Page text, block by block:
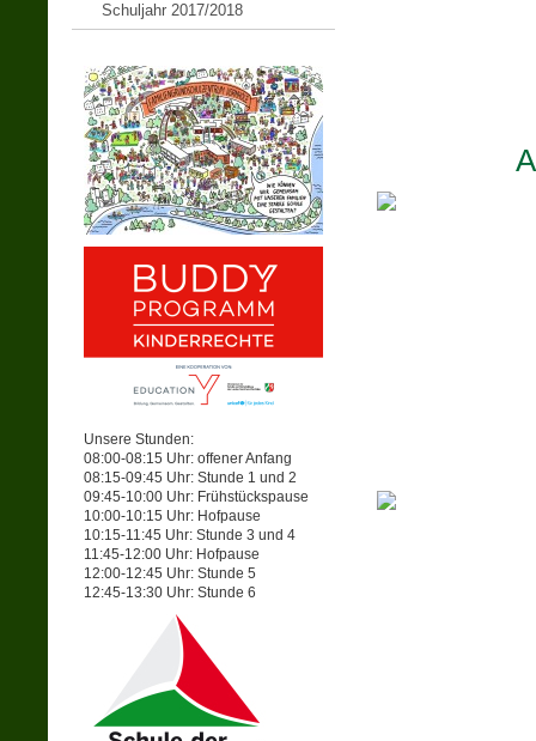
Schuljahr 2017/2018
Unsere Stunden:
08:00-08:15 Uhr: offener Anfang
08:15-09:45 Uhr: Stunde 1 und 2
09:45-10:00 Uhr: Frühstückspause
10:00-10:15 Uhr: Hofpause
10:15-11:45 Uhr: Stunde 3 und 4
11:45-12:00 Uhr: Hofpause
12:00-12:45 Uhr: Stunde 5
12:45-13:30 Uhr: Stunde 6